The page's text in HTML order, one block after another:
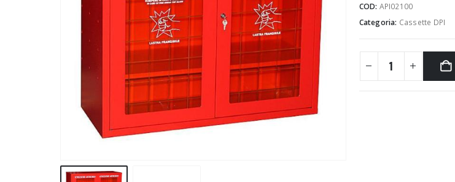
COD: API02100
Categoria: Cassette DPI